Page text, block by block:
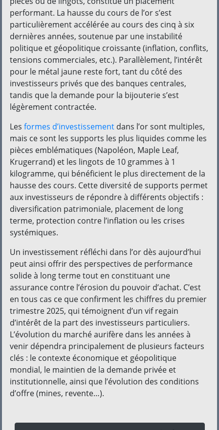
performant. La hausse du cours de l’or s’est
particulièrement accélérée au cours des cinq à six
dernières années, soutenue par une instabilité
politique et géopolitique croissante (inflation, conflits,
tensions commerciales, etc.). Parallèlement, l’intérêt
pour le métal jaune reste fort, tant du côté des
investisseurs privés que des banques centrales,
tandis que la demande pour la bijouterie s’est
légèrement contractée.
Les formes d’investissement dans l’or sont multiples,
mais ce sont les supports les plus liquides comme les
pièces emblématiques (Napoléon, Maple Leaf,
Krugerrand) et les lingots de 10 grammes à 1
kilogramme, qui bénéficient le plus directement de la
hausse des cours. Cette diversité de supports permet
aux investisseurs de répondre à différents objectifs :
diversification patrimoniale, placement de long
terme, protection contre l’inflation ou les crises
systémiques.
Un investissement réfléchi dans l’or dès aujourd’hui
peut ainsi offrir des perspectives de performance
solide à long terme tout en constituant une
assurance contre l’érosion du pouvoir d’achat. C’est
en tous cas ce que confirment les chiffres du premier
trimestre 2025, qui témoignent d’un vif regain
d’intérêt de la part des investisseurs particuliers.
L’évolution du marché aurifère dans les années à
venir dépendra principalement de plusieurs facteurs
clés : le contexte économique et géopolitique
mondial, le maintien de la demande privée et
institutionnelle, ainsi que l’évolution des conditions
d’offre (mines, revente…).